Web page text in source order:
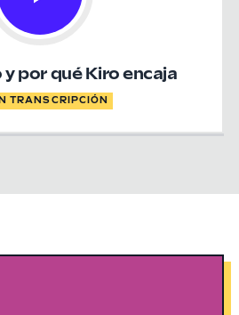
y por qué Kiro encaja
TRANSCRIPCIÓN